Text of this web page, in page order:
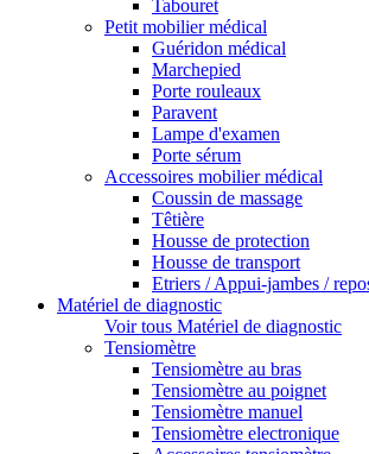
Tabouret
Petit mobilier médical
Guéridon médical
Marchepied
Porte rouleaux
Paravent
Lampe d'examen
Porte sérum
Accessoires mobilier médical
Coussin de massage
Têtière
Housse de protection
Housse de transport
Etriers / Appui-jambes /
Matériel de diagnostic
Voir tous Matériel de diagnostic
Tensiomètre
Tensiomètre au bras
Tensiomètre au poignet
Tensiomètre manuel
Tensiomètre electronique